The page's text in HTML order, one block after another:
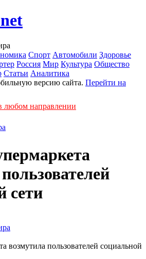
Спорт Автомобили Здоровье
Россия Мир Культура Общество
Статьи Аналитика
версию сайта. Перейти на
любом направлении
сети